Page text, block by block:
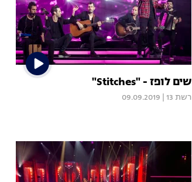
שים לופז - "Stitches"
רשת 13 09.09.2019